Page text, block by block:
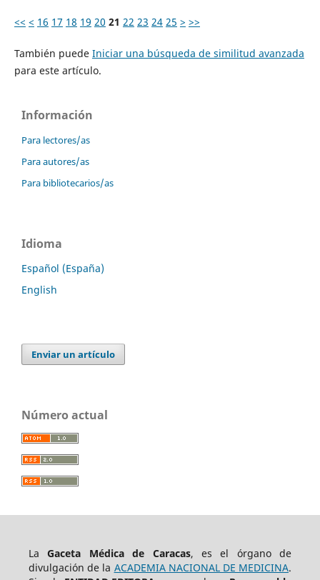
<< < 16 17 18 19 20 21 22 23 24 25 > >>
También puede Iniciar una búsqueda de similitud avanzada
para este artículo.
Información
Para lectores/as
Para autores/as
Para bibliotecarios/as
Idioma
Español (España)
English
Enviar un artículo
Número actual
LaGaceta Médica de Caracas, es el órgano de
divulgación de la ACADEMIA NACIONAL DE MEDICINA.